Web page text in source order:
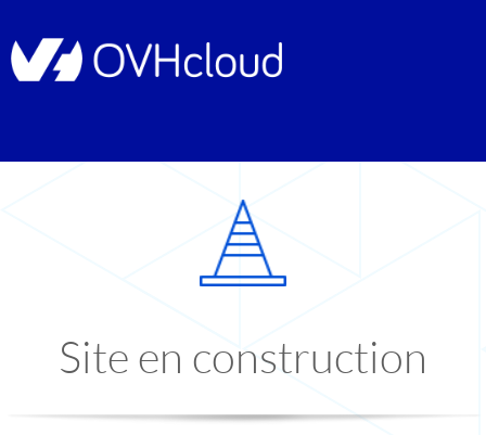
Site en construction